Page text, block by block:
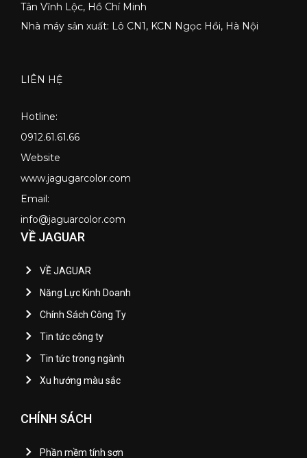
Tân Vĩnh Lộc, Hồ Chí Minh
Nhà máy sản xuất: Lô CN1, KCN Ngọc Hồi, Hà Nội
LIÊN HỆ
Hotline:
0912.61.61.66
Website
www.jagugarcolor.com
Email:
info@jaguarcolor.com
VỀ JAGUAR
VỀ JAGUAR
Năng Lực Kinh Doanh
Chính Sách Công Ty
Tin tức công ty
Tin tức trong ngành
Xu hướng màu sắc
CHÍNH SÁCH
Phần mềm tính sơn